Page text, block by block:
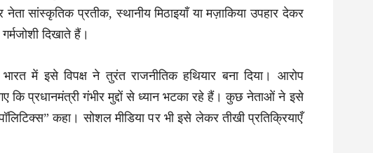
नेता सांस्कृतिक प्रतीक, स्थानीय मिठाइयाँ या मज़ाकिया उपहार देकर
दिखाते हैं।
में इसे विपक्ष ने तुरंत राजनीतिक हथियार बना दिया। आरोप
कि प्रधानमंत्री गंभीर मुद्दों से ध्यान भटका रहे हैं। कुछ नेताओं ने इसे
कहा। सोशल मीडिया पर भी इसे लेकर तीखी प्रतिक्रियाएँ